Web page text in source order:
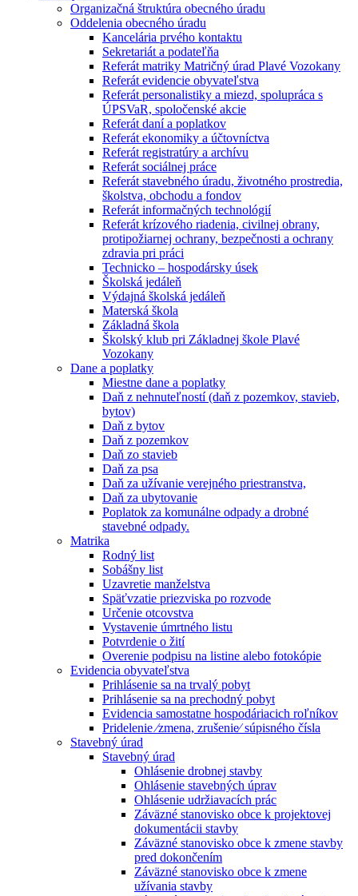
Organizačná štruktúra obecného úradu
Oddelenia obecného úradu
Kancelária prvého kontaktu
Sekretariát a podateľňa
Referát matriky Matričný úrad Plavé Vozokany
Referát evidencie obyvateľstva
Referát personalistiky a miezd, spolupráca s
ÚPSVaR, spoločenské akcie
Referát daní a poplatkov
Referát ekonomiky a účtovníctva
Referát registratúry a archívu
Referát sociálnej práce
Referát stavebného úradu, životného prostredia,
školstva, obchodu a fondov
Referát informačných technológií
Referát krízového riadenia, civilnej obrany,
protipožiarnej ochrany, bezpečnosti a ochrany
zdravia pri práci
Technicko – hospodársky úsek
Školská jedáleň
Výdajná školská jedáleň
Materská škola
Základná škola
Školský klub pri Základnej škole Plavé
Vozokany
Dane a poplatky
Miestne dane a poplatky
Daň z nehnuteľností (daň z pozemkov, stavieb,
bytov)
Daň z bytov
Daň z pozemkov
Daň zo stavieb
Daň za psa
Daň za užívanie verejného priestranstva,
Daň za ubytovanie
Poplatok za komunálne odpady a drobné
stavebné odpady.
Matrika
Rodný list
Sobášny list
Uzavretie manželstva
Späťvzatie priezviska po rozvode
Určenie otcovstva
Vystavenie úmrtného listu
Potvrdenie o žití
Overenie podpisu na listine alebo fotokópie
Evidencia obyvateľstva
Prihlásenie sa na trvalý pobyt
Prihlásenie sa na prechodný pobyt
Evidencia samostatne hospodáriacich roľníkov
Pridelenie ⁄zmena, zrušenie⁄ súpisného čísla
Stavebný úrad
Stavebný úrad
Ohlásenie drobnej stavby
Ohlásenie stavebných úprav
Ohlásenie udržiavacích prác
Záväzné stanovisko obce k projektovej
dokumentácii stavby
Záväzné stanovisko obce k zmene stavby
pred dokončením
Záväzné stanovisko obce k zmene
užívania stavby